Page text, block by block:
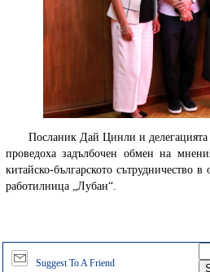
Посланик Дай Цинли и
проведоха задълбочен обмен на
китайско-българското сътрудничество
работилница „Лубан“.
Suggest To A Friend